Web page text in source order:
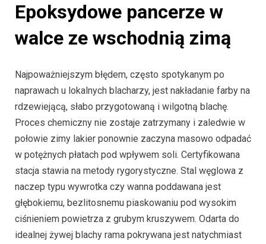
Epoksydowe pancerze w
walce ze wschodnią zimą
Najpoważniejszym błędem, często spotykanym po
naprawach u lokalnych blacharzy, jest nakładanie farby na
rdzewiejącą, słabo przygotowaną i wilgotną blachę.
Proces chemiczny nie zostaje zatrzymany i zaledwie w
połowie zimy lakier ponownie zaczyna masowo odpadać
w potężnych płatach pod wpływem soli. Certyfikowana
stacja stawia na metody rygorystyczne. Stal węglowa z
naczep typu wywrotka czy wanna poddawana jest
głębokiemu, bezlitosnemu piaskowaniu pod wysokim
ciśnieniem powietrza z grubym kruszywem. Odarta do
idealnej żywej blachy rama pokrywana jest natychmiast